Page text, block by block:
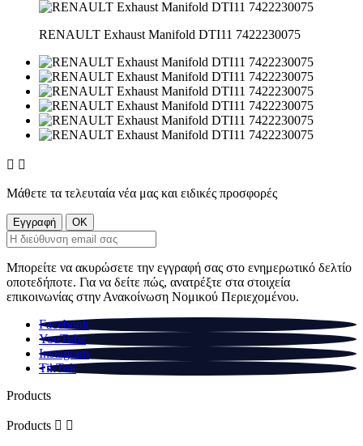
RENAULT Exhaust Manifold DTI11 7422230075
 
Μάθετε τα τελευταία νέα μας και ειδικές προσφορές
Μπορείτε να ακυρώσετε την εγγραφή σας στο ενημερωτικό δελτίο
οποτεδήποτε. Για να δείτε πώς, ανατρέξτε στα στοιχεία
επικοινωνίας στην Ανακοίνωση Νομικού Περιεχομένου.
Facebook
YouTube
Instagram
TikTok
Products
Products  